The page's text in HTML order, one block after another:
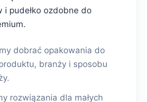
i pudełko ozdobne do
dobrać opakowania do
branży i sposobu
rozwiązania dla małych